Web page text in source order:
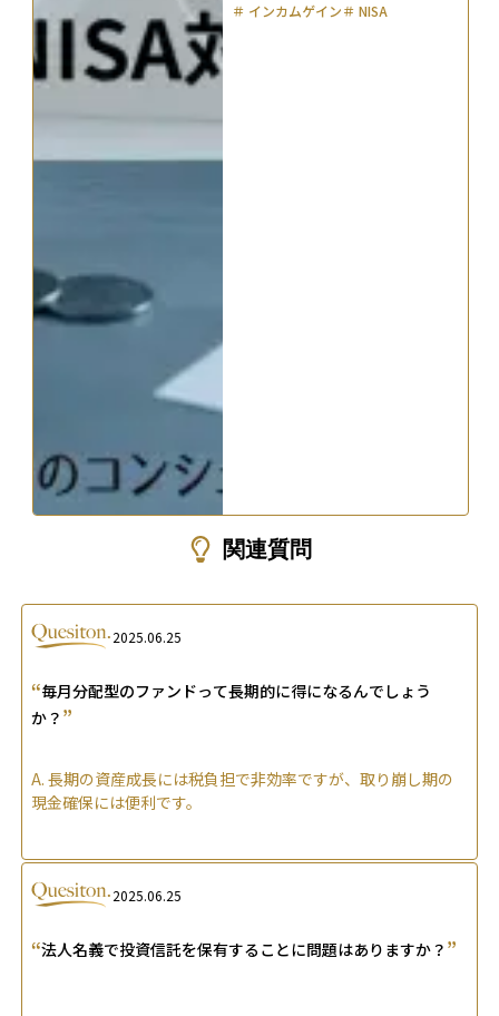
＃ インカムゲイン＃ NISA
関連質問
2025.06.25
“毎月分配型のファンドって長期的に得になるんでしょう
か？ ”
A. 長期の資産成長には税負担で非効率ですが、取り崩し期の
現金確保には便利です。
2025.06.25
“法人名義で投資信託を保有することに問題はありますか？ ”